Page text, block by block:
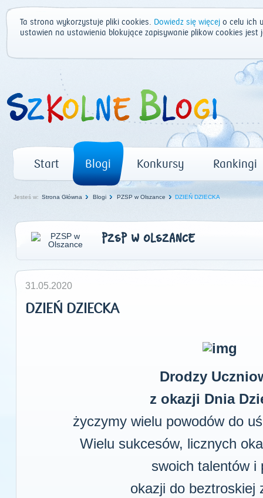
Ta strona wykorzystuje pliki cookies. Dowiedz się więcej o celu ich
ustawień na ustawienia blokujące zapisywanie plików cookies
Start Blogi Konkursy Rankingi
Jesteś w: Strona Główna Blogi PZSP w Olszance DZIEŃ DZIECKA
PZSP W OLSZANCE
31.05.2020
DZIEŃ DZIECKA
Drodzy
z okazji Dnia
życzymy wielu powodów do
Wielu sukcesów, licznych
swoich talentów i
okazji do beztroskiej